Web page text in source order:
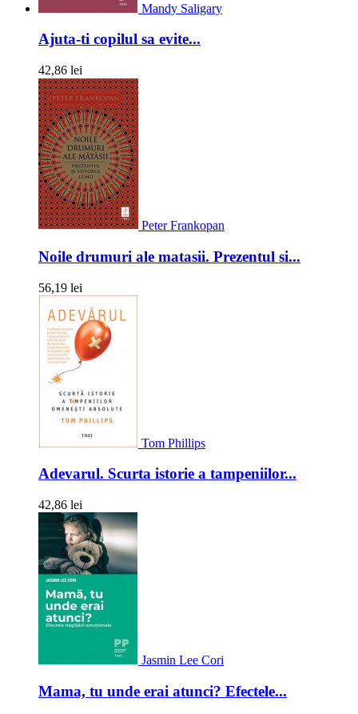
Mandy Saligary
Ajuta-ti copilul sa evite...
42,86 lei
Peter Frankopan
Noile drumuri ale matasii. Prezentul si...
56,19 lei
Tom Phillips
Adevarul. Scurta istorie a tampeniilor...
42,86 lei
Jasmin Lee Cori
Mama, tu unde erai atunci? Efectele...